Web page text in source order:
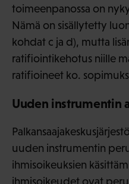
toimeenpanossa on
Nämä on sisällytetty
kohdat c ja d), mutta
ratifiointikehotus niille
ratifioineet ko.
Uuden instrumentin
uuden instrumentin
ihmisoikeuksien
ihmisoikeudet ovat